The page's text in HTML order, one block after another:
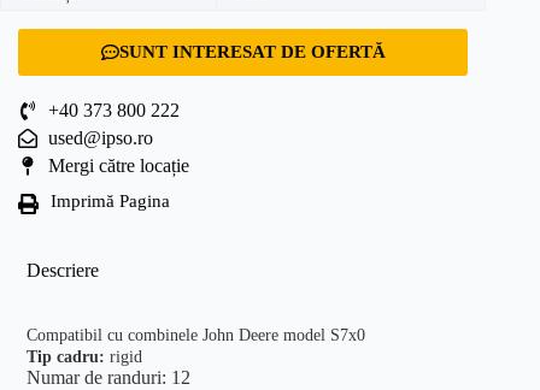
SUNT INTERESAT DE OFERTĂ
+40 373 800 222
used@ipso.ro
Mergi către locație
Imprimă Pagina
Descriere
Compatibil cu combinele John Deere model S7x0
Tip cadru: rigid
Numar de randuri: 12